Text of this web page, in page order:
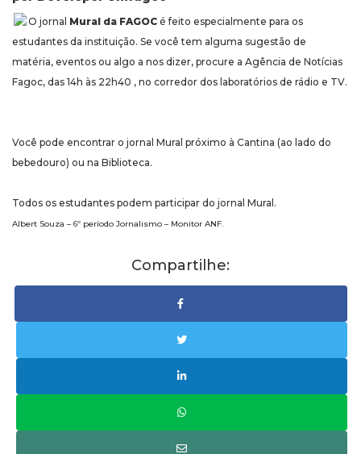
O jornal Mural da FAGOC é feito especialmente para os
estudantes da instituição. Se você tem alguma sugestão de
matéria, eventos ou algo a nos dizer, procure a Agência de Notícias
Fagoc, das 14h às 22h40 , no corredor dos laboratórios de rádio e TV.
Você pode encontrar o jornal Mural próximo à Cantina (ao lado do
bebedouro) ou na Biblioteca.
Todos os estudantes podem participar do jornal Mural.
Albert Souza – 6º período Jornalismo – Monitor ANF.
Compartilhe: